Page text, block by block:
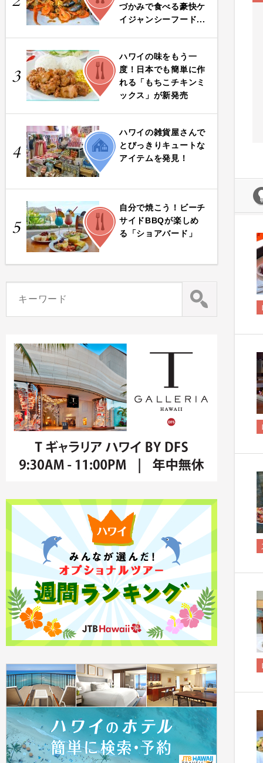
づかみで食べる豪快ケ
イジャンシーフード...
3
FOOD
ハワイの味をもう一
度！日本でも簡単に作
れる「もちこチキンミ
ックス」が新発売
4
LIFE
ハワイの雑貨屋さんで
とびっきりキュートな
アイテムを発見！
5
FOOD
自分で焼こう！ビーチ
サイドBBQが楽しめ
る「ショアバード」